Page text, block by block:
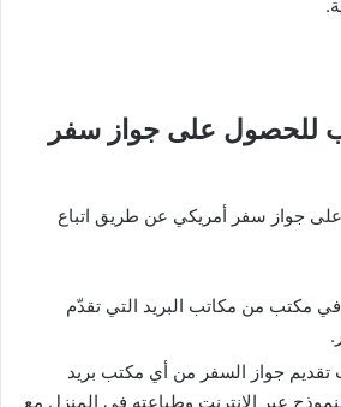
للحصول على جواز سفر
جواز سفر أمريكي عن طريق اتباع
مكتب من مكاتب البريد التي تقدّم
جواز السفر من أي مكتب بريد
عبر الإنترنت وطباعته في المنزل مع